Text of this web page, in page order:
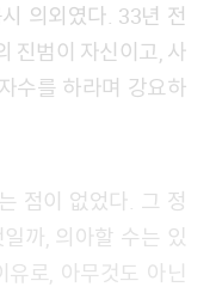
의외였다. 33년 전
진범이 자신이고, 사
수를 하라며 강요하
까, 의아할 수는 있
로, 아무것도 아닌